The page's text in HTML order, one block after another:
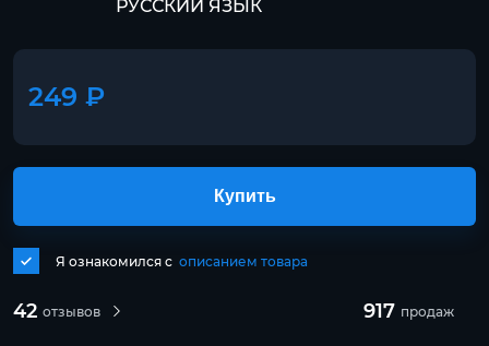
249 ₽
42 отзывов 917 продаж
Я ознакомился с описанием товара
Купить